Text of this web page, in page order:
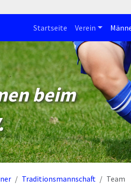
Startseite Verein
beim
Traditionsmannschaft Team